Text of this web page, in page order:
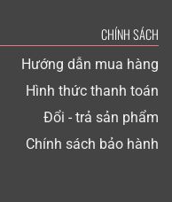
CHÍNH SÁCH
Hướng dẫn mua hàng
Hình thức thanh toán
Đổi - trả sản phẩm
Chính sách bảo hành